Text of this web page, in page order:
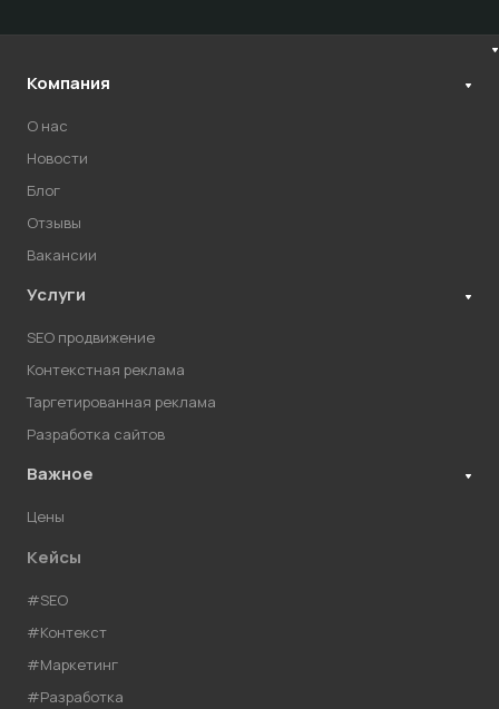
Компания
О нас
Новости
Блог
Отзывы
Вакансии
Услуги
SEO продвижение
Контекстная реклама
Таргетированная реклама
Разработка сайтов
Важное
Цены
Кейсы
#SEO
#Контекст
#Маркетинг
#Разработка